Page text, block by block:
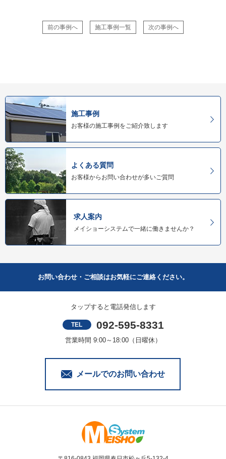
前の事例へ 施工事例一覧 次の事例へ
施工事例
お客様の施工事例をご紹介致します
よくある質問
お客様からお問い合わせが多いご質問
求人案内
メイショーシステムで一緒に働きませんか？
お問い合わせ・ご相談はお気軽にご連絡ください。
タップすると電話発信します
TEL 092-595-8331
営業時間 9:00～18:00（日曜休）
メールでのお問い合わせ